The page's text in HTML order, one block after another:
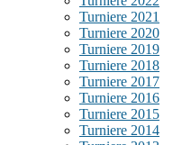
Turniere 2021
Turniere 2020
Turniere 2019
Turniere 2018
Turniere 2017
Turniere 2016
Turniere 2015
Turniere 2014